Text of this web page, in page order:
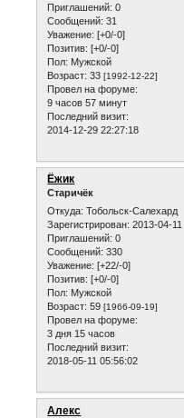
Приглашений: 0
Сообщений: 31
Уважение: [+0/-0]
Позитив: [+0/-0]
Пол: Мужской
Возраст: 33[1992-12-22]
Провел на форуме:
9 часов 57 минут
Последний визит:
2014-12-29 22:27:18
Ёжик
Старичёк
Откуда: Тобольск-Салехард
Зарегистрирован: 2013-04-11
Приглашений: 0
Сообщений: 330
Уважение: [+22/-0]
Позитив: [+0/-0]
Пол: Мужской
Возраст: 59[1966-09-19]
Провел на форуме:
3 дня 15 часов
Последний визит:
2018-05-11 05:56:02
Алекс